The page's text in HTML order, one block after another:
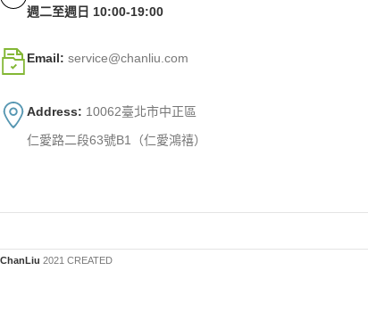
週二至週日 10:00-19:00
Email: service@chanliu.com
Address: 10062臺北市中正區
仁愛路二段63號B1（仁愛鴻禧）
ChanLiu 2021 CREATED